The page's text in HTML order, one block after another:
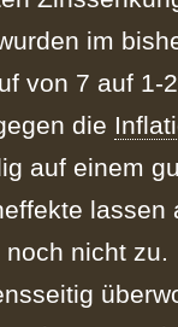
im
von 7 auf 1-
die
auf einem
lassen
nicht zu.